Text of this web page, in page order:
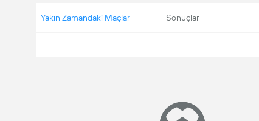
Yakın Zamandaki Maçlar Sonuçlar